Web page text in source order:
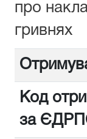
про
гривнях
Код
за